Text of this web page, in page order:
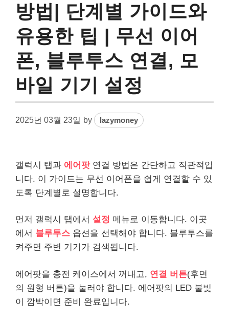
방법| 단계별 가이드와
유용한 팁 | 무선 이어
폰, 블루투스 연결, 모
바일 기기 설정
2025년 03월 23일 by lazymoney
갤럭시 탭과 에어팟연결 방법은 간단하고 직관적입
니다. 이 가이드는 무선 이어폰을 쉽게 연결할 수 있
도록 단계별로 설명합니다.
먼저 갤럭시 탭에서 설정 메뉴로 이동합니다. 이곳
에서 블루투스 옵션을 선택해야 합니다. 블루투스를
켜주면 주변 기기가 검색됩니다.
에어팟을 충전 케이스에서 꺼내고, 연결 버튼(후면
의 원형 버튼)을 눌러야 합니다. 에어팟의 LED 불빛
이 깜박이면 준비 완료입니다.